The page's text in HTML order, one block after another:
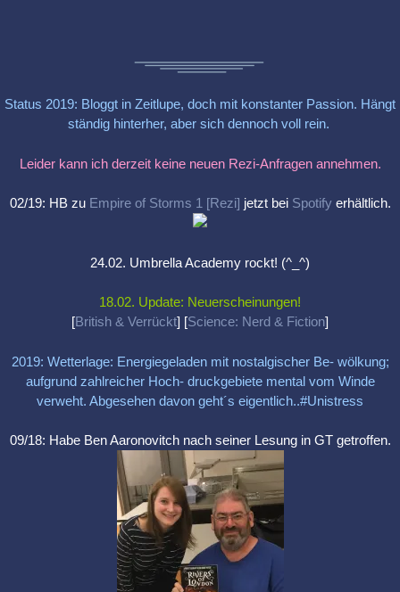
Status 2019: Bloggt in Zeitlupe, doch mit konstanter Passion. Hängt
ständig hinterher, aber sich dennoch voll rein.
Leider kann ich derzeit keine neuen Rezi-Anfragen annehmen.
02/19: HB zu Empire of Storms 1 [Rezi] jetzt bei Spotifyerhältlich.
24.02. Umbrella Academy rockt! (^_^)
18.02. Update: Neuerscheinungen!
[British & Verrückt] [Science: Nerd & Fiction]
2019: Wetterlage: Energiegeladen mit nostalgischer Be- wölkung;
aufgrund zahlreicher Hoch- druckgebiete mental vom Winde
verweht. Abgesehen davon geht´s eigentlich..#Unistress
09/18: Habe Ben Aaronovitch nach seiner Lesung in GT getroffen.